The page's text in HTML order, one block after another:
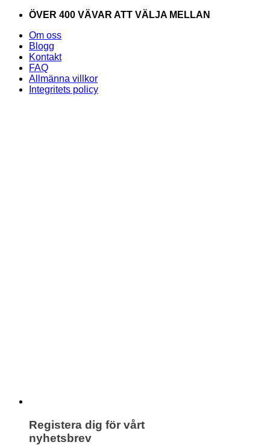
Skip
content
ÖVER 400 VÄVAR ATT VÄLJA MELLAN
Om oss
Blogg
Kontakt
FAQ
Allmänna villkor
Integritets policy
Registera dig för vårt
nyhetsbrev